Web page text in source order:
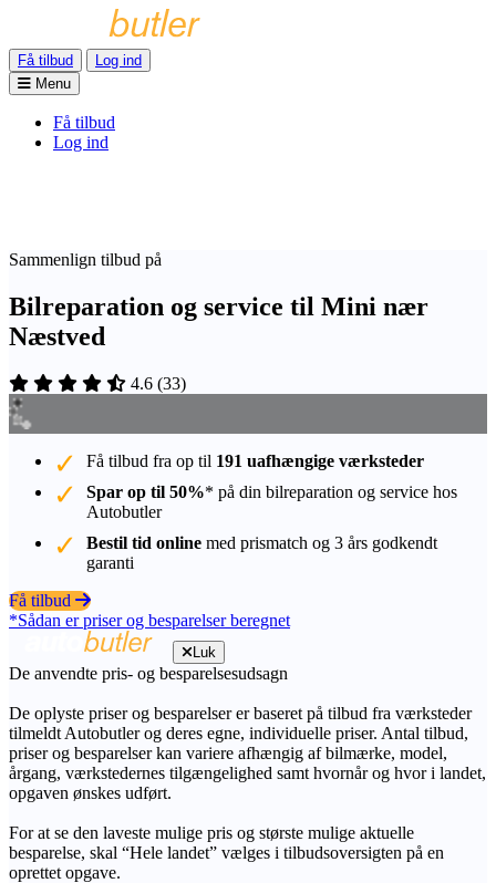
Få tilbud
Log ind
Menu
Få tilbud
Log ind
Sammenlign tilbud på
Bilreparation og service til Mini nær
Næstved
4.6 (33)
Få tilbud fra op til 191 uafhængige værksteder
Spar op til 50%* på din bilreparation og service hos
Autobutler
Bestil tid online med prismatch og 3 års godkendt
garanti
Få tilbud
*Sådan er priser og besparelser beregnet
Luk
De anvendte pris- og besparelsesudsagn
De oplyste priser og besparelser er baseret på tilbud fra værksteder
tilmeldt Autobutler og deres egne, individuelle priser. Antal tilbud,
priser og besparelser kan variere afhængig af bilmærke, model,
årgang, værkstedernes tilgængelighed samt hvornår og hvor i landet,
opgaven ønskes udført.
For at se den laveste mulige pris og største mulige aktuelle
besparelse, skal “Hele landet” vælges i tilbudsoversigten på en
oprettet opgave.